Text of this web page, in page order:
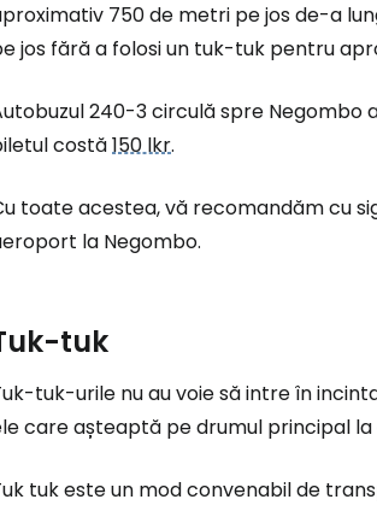
750 de metri pe jos de-a
jos fără a folosi un tuk-tuk pentru
240-3 circulă spre Negombo
costă150 lkr.
toate acestea, vă recomandăm cu
la Negombo.
tuk
tuk-urile nu au voie să intre în
care așteaptă pe drumul principal
tuk este un mod convenabil de